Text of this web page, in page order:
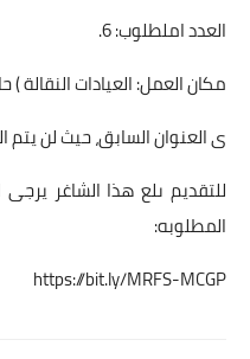
العدد املطلوب: 6.
مكان العمل: العيادات
ى العنوان السابق، حيث لن يتم
للتقديم ىلع هذا الشاغر يرجى
المطلوبه:
https://bit.ly/MRFS-MCGP